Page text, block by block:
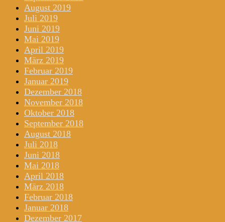
August 2019
Juli 2019
Juni 2019
Mai 2019
April 2019
März 2019
Februar 2019
Januar 2019
Dezember 2018
November 2018
Oktober 2018
September 2018
August 2018
Juli 2018
Juni 2018
Mai 2018
April 2018
März 2018
Februar 2018
Januar 2018
Dezember 2017